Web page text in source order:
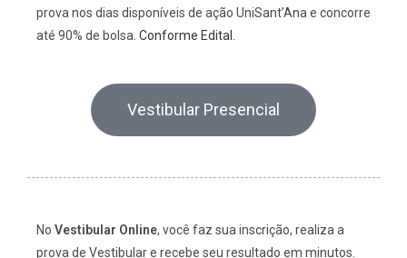
prova nos dias disponíveis de ação UniSant’Ana e concorre
até 90% de bolsa. Conforme Edital.
Vestibular Presencial
No Vestibular Online, você faz sua inscrição, realiza a
prova de Vestibular e recebe seu resultado em minutos.